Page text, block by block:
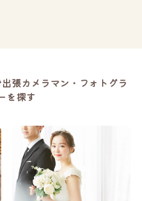
張カメラマン・フォトグラ
を探す